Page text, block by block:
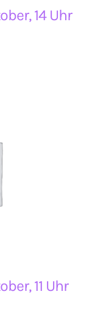
14 Uhr
11 Uhr